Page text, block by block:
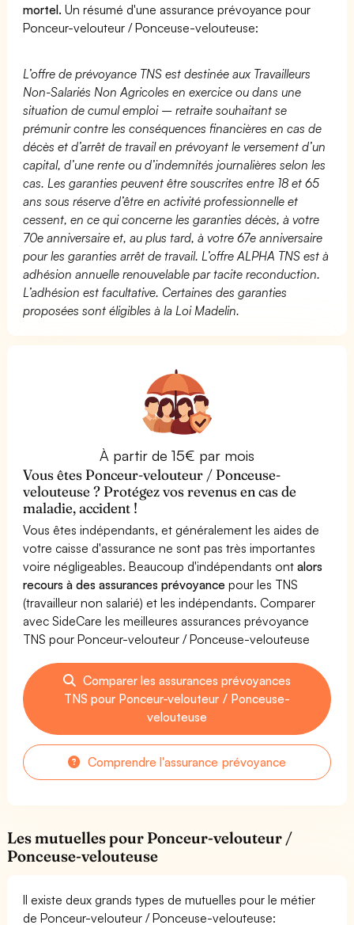
mortel. Un résumé d'une assurance prévoyance pour
Ponceur-velouteur / Ponceuse-velouteuse:
L’offre de prévoyance TNS est destinée aux Travailleurs
Non-Salariés Non Agricoles en exercice ou dans une
situation de cumul emploi – retraite souhaitant se
prémunir contre les conséquences financières en cas de
décès et d’arrêt de travail en prévoyant le versement d’un
capital, d’une rente ou d’indemnités journalières selon les
cas. Les garanties peuvent être souscrites entre 18 et 65
ans sous réserve d’être en activité professionnelle et
cessent, en ce qui concerne les garanties décès, à votre
70e anniversaire et, au plus tard, à votre 67e anniversaire
pour les garanties arrêt de travail. L’offre ALPHA TNS est à
adhésion annuelle renouvelable par tacite reconduction.
L’adhésion est facultative. Certaines des garanties
proposées sont éligibles à la Loi Madelin.
À partir de 15€ par mois
Vous êtes Ponceur-velouteur / Ponceuse-
velouteuse ? Protégez vos revenus en cas de
maladie, accident !
Vous êtes indépendants, et généralement les aides de
votre caisse d'assurance ne sont pas très importantes
voire négligeables. Beaucoup d'indépendants ontalors
recours à des assurances prévoyance pour les TNS
(travailleur non salarié) et les indépendants. Comparer
avec SideCare les meilleures assurances prévoyance
TNS pour Ponceur-velouteur / Ponceuse-velouteuse
Comparer les assurances prévoyances
TNS pour Ponceur-velouteur / Ponceuse-
velouteuse
Comprendre l'assurance prévoyance
Les mutuelles pour Ponceur-velouteur /
Ponceuse-velouteuse
Il existe deux grands types de mutuelles pour le métier
de Ponceur-velouteur / Ponceuse-velouteuse: